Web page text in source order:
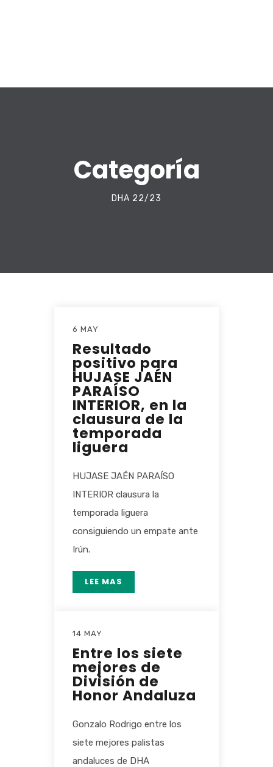
Categoría
DHA 22/23
6 MAY
Resultado
positivo para
HUJASE JAÉN
PARAÍSO
INTERIOR, en la
clausura de la
temporada
liguera
HUJASE JAÉN PARAÍSO
INTERIOR clausura la
temporada liguera
consiguiendo un empate ante
Irún.
LEE MAS
14 MAY
Entre los siete
mejores de
División de
Honor Andaluza
Gonzalo Rodrigo entre los
siete mejores palistas
andaluces de DHA